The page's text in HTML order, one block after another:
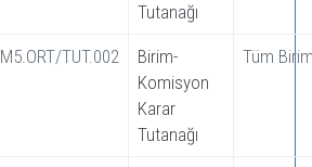
Tutanağı
M5.ORT/TUT.002
Birim-
Komisyon
Karar
Tutanağı
Tüm